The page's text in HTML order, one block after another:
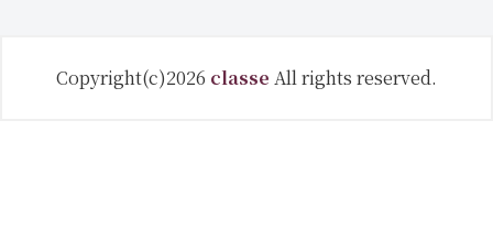
Copyright(c)2026 classe All rights reserved.